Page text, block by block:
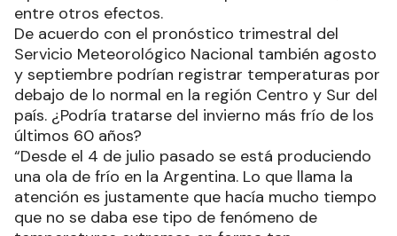
entre otros efectos.
De acuerdo con el pronóstico trimestral del
Servicio Meteorológico Nacional también agosto
y septiembre podrían registrar temperaturas por
debajo de lo normal en la región Centro y Sur del
país. ¿Podría tratarse del invierno más frío de los
últimos 60 años?
“Desde el 4 de julio pasado se está produciendo
una ola de frío en la Argentina. Lo que llama la
atención es justamente que hacía mucho tiempo
que no se daba ese tipo de fenómeno de